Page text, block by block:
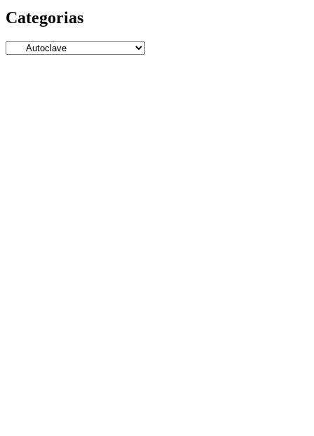
Categorias